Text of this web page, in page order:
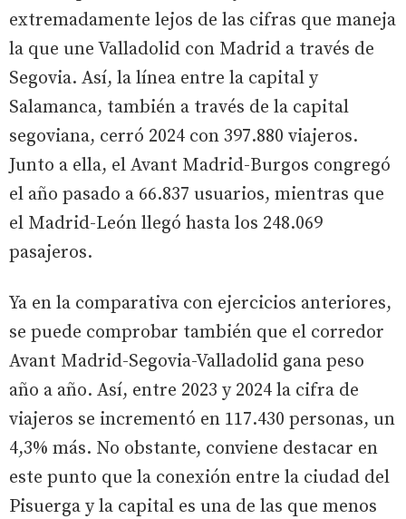
extremadamente lejos de las cifras que maneja
la que une Valladolid con Madrid a través de
Segovia. Así, la línea entre la capital y
Salamanca, también a través de la capital
segoviana, cerró 2024 con 397.880 viajeros.
Junto a ella, el Avant Madrid-Burgos congregó
el año pasado a 66.837 usuarios, mientras que
el Madrid-León llegó hasta los 248.069
pasajeros.
Ya en la comparativa con ejercicios anteriores,
se puede comprobar también que el corredor
Avant Madrid-Segovia-Valladolid gana peso
año a año. Así, entre 2023 y 2024 la cifra de
viajeros se incrementó en 117.430 personas, un
4,3% más. No obstante, conviene destacar en
este punto que la conexión entre la ciudad del
Pisuerga y la capital es una de las que menos